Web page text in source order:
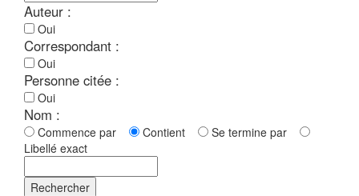
Auteur :
Oui
Correspondant :
Oui
Personne citée :
Oui
Nom :
Commence par Contient
Se termine par
Libellé exact
Rechercher